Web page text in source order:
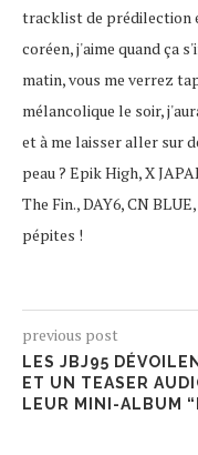
tracklist de prédilection
coréen, j'aime quand ça
matin, vous me verrez
mélancolique le soir,
et à me laisser aller sur
peau ? Epik High, X
The Fin., DAY6, CN
pépites !
previous post
LES JBJ95
ET UN TEASER
LEUR MINI-ALBUM